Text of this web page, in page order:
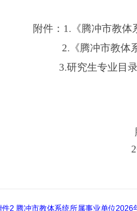
附件： 1. 《腾冲市教体
2. 《腾冲市教体
.研究生专业目
件2 腾冲市教体系统所属事业单位